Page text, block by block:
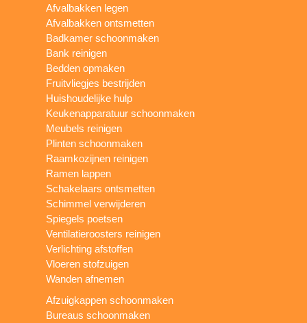
Afvalbakken legen
Afvalbakken ontsmetten
Badkamer schoonmaken
Bank reinigen
Bedden opmaken
Fruitvliegjes bestrijden
Huishoudelijke hulp
Keukenapparatuur schoonmaken
Meubels reinigen
Plinten schoonmaken
Raamkozijnen reinigen
Ramen lappen
Schakelaars ontsmetten
Schimmel verwijderen
Spiegels poetsen
Ventilatieroosters reinigen
Verlichting afstoffen
Vloeren stofzuigen
Wanden afnemen
Afzuigkappen schoonmaken
Bureaus schoonmaken